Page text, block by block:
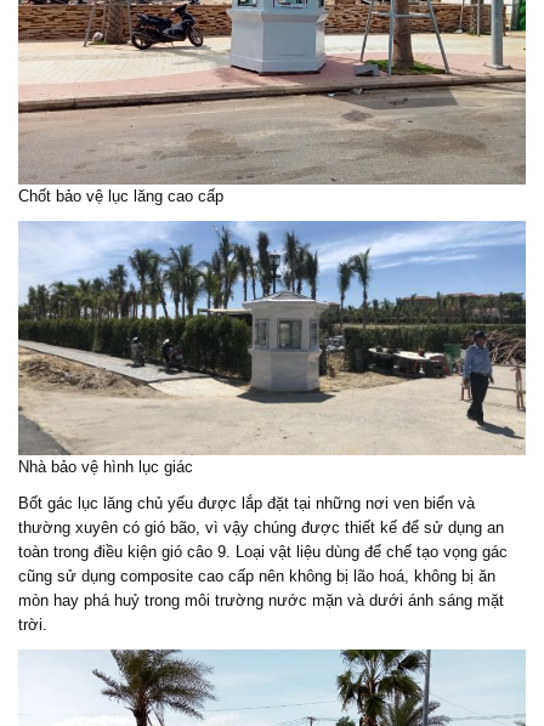
Chốt bảo vệ lục lăng cao cấp
Nhà bảo vệ hình lục giác
Bốt gác lục lăng chủ yếu được lắp đặt tại những nơi ven biển và
thường xuyên có gió bão, vì vậy chúng được thiết kế để sử dụng an
toàn trong điều kiện gió câo 9. Loại vật liệu dùng để chế tạo vọng gác
cũng sử dụng composite cao cấp nên không bị lão hoá, không bị ăn
mòn hay phá huỷ trong môi trường nước mặn và dưới ánh sáng mặt
trời.